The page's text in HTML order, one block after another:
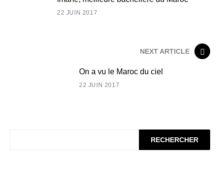
22 JUIN 2017
NEXT ARTICLE
On a vu le Maroc du ciel
22 JUIN 2017
RECHERCHER